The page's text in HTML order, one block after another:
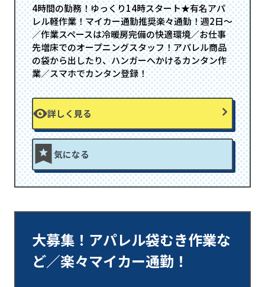
4時間の勤務！ゆっくり14時スタート★有名アパ
レル軽作業！マイカー通勤推奨楽々通勤！週2日～
／作業スペースは冷暖房完備の快適環境／お仕事
先増床でのオープニングスタッフ！アパレル商品
の袋から出したり、ハンガーへかけるカンタン作
業／スマホでカンタン登録！
詳しく見る
気になる
大募集！アパレル袋むき作業な
ど／楽々マイカー通勤！